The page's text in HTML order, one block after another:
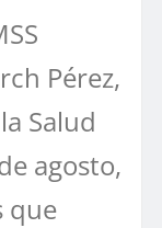
Pérez,
Salud
agosto,
que